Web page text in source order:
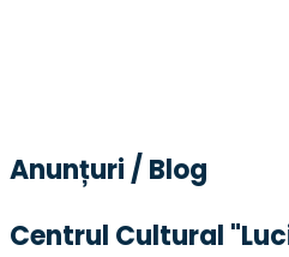
Anunțuri / Blog
Centrul Cultural